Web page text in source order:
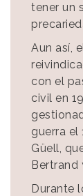
tener un
Aun así,
con el
civil en
guerra el
Güell,
Bertrand
Durante